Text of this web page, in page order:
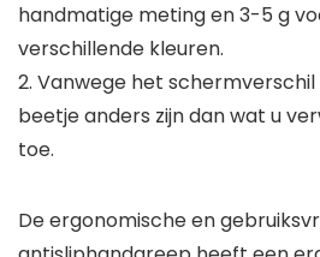
handmatige meting en 3-5 g
verschillende kleuren.
2. Vanwege het
beetje anders zijn dan wat u
toe.
De ergonomische en